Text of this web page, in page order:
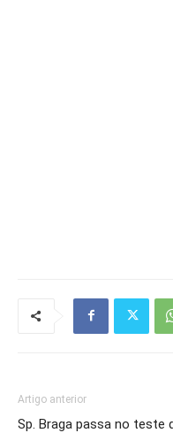
Artigo anterior
Sp. Braga passa no teste